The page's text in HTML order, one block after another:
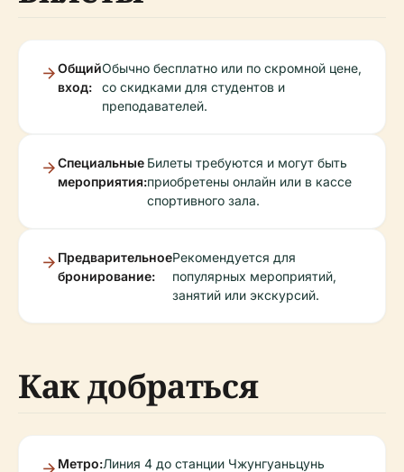
Общий
вход:
Обычно бесплатно или по скромной цене,
со скидками для студентов и
преподавателей.
Специальные
мероприятия:
Билеты требуются и могут быть
приобретены онлайн или в кассе
спортивного зала.
Предварительное
бронирование:
Рекомендуется для
популярных мероприятий,
занятий или экскурсий.
Как добраться
Метро:Линия 4 до станции Чжунгуаньцунь